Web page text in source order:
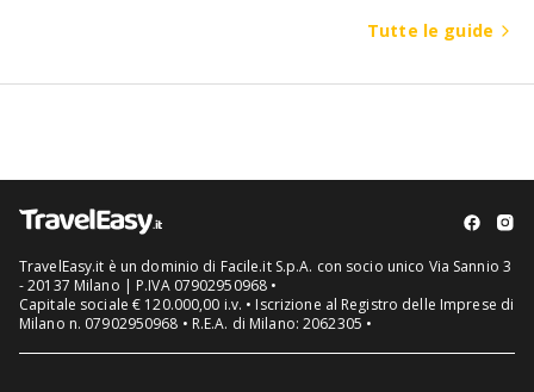
Tutte le guide
TravelEasy.it è un dominio di Facile.it S.p.A. con socio unico Via Sannio 3
- 20137 Milano | P.IVA 07902950968 •
Capitale sociale € 120.000,00 i.v. • Iscrizione al Registro delle Imprese di
Milano n. 07902950968 • R.E.A. di Milano: 2062305 •